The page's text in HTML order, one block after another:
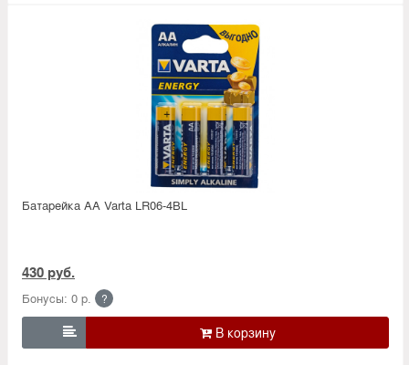
Батарейка АА Varta LR06-4BL
430 руб.
Бонусы: 0 р. ?
